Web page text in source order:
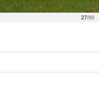
27/88